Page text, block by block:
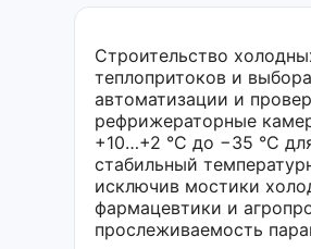
Строительство
теплопритоков и
автоматизации и
рефрижераторные
+10…+2 °C до −35 °C
стабильный
исключив мостики
фармацевтики и
прослеживаемость